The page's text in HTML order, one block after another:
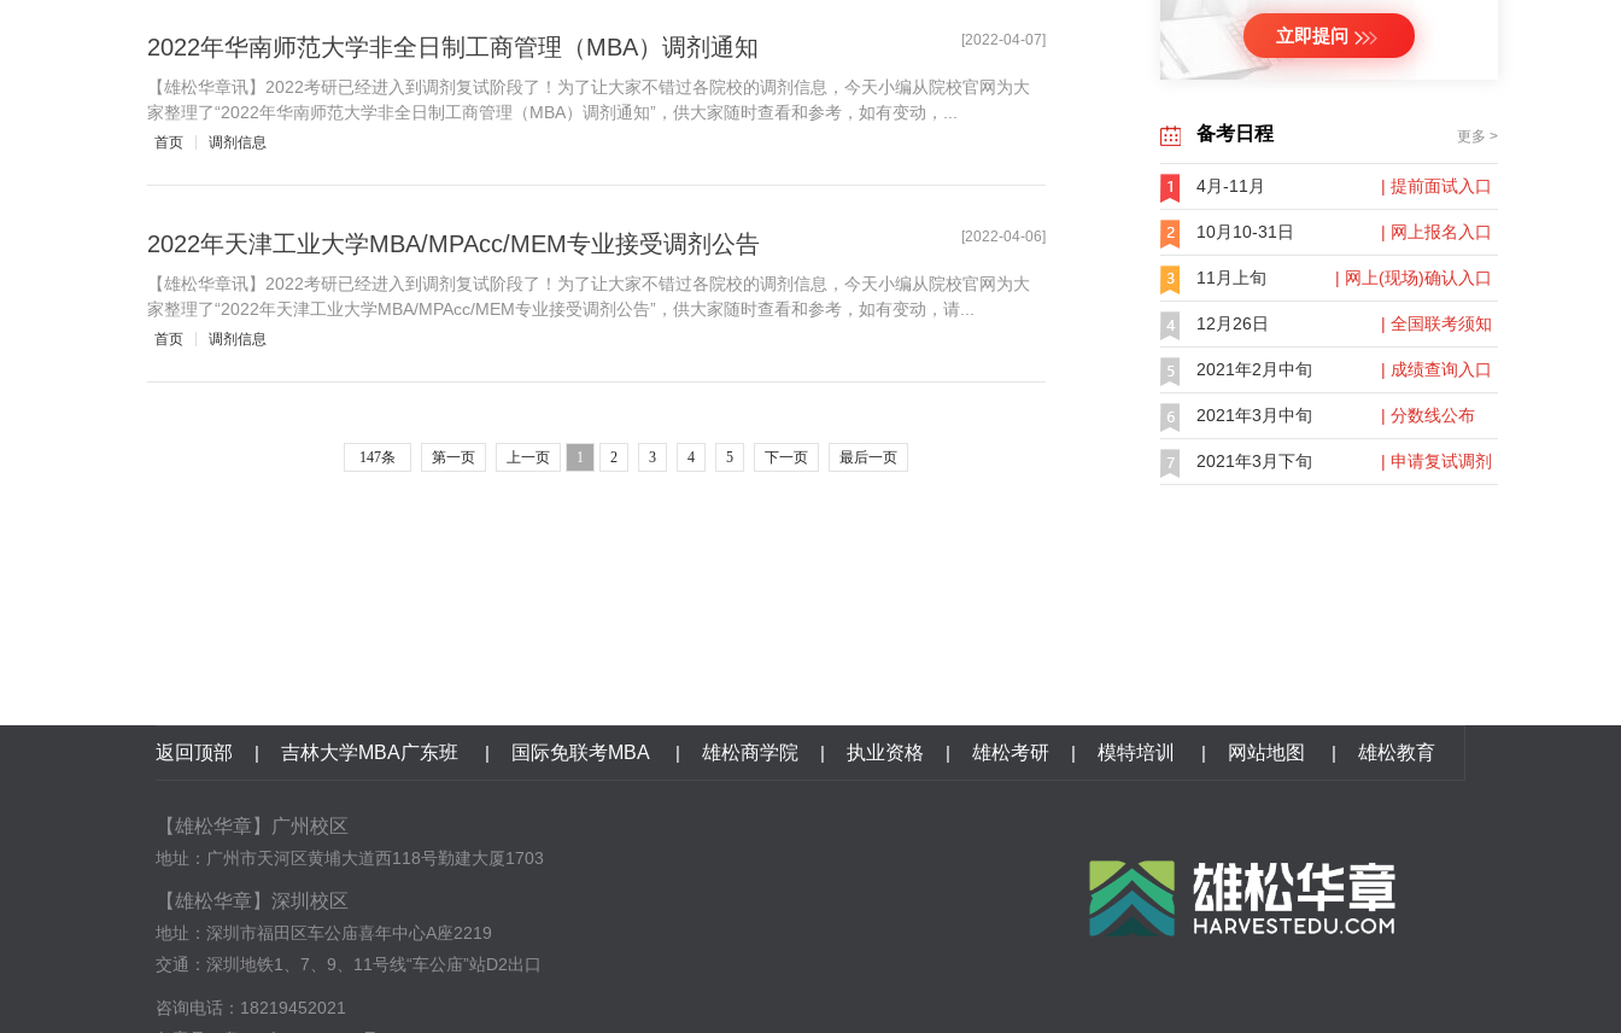
2022年华南师范大学非全日制工商管理（MBA）调剂通知 [2022-04-07]
【雄松华章讯】2022考研已经进入到调剂复试阶段了！为了让大家不错过各院校的调剂信息，今天小编从院校官网为大
家整理了“2022年华南师范大学非全日制工商管理（MBA）调剂通知”，供大家随时查看和参考，如有变动，...
首页 调剂信息
2022年天津工业大学MBA/MPAcc/MEM专业接受调剂公告 [2022-04-06]
【雄松华章讯】2022考研已经进入到调剂复试阶段了！为了让大家不错过各院校的调剂信息，今天小编从院校官网为大
家整理了“2022年天津工业大学MBA/MPAcc/MEM专业接受调剂公告”，供大家随时查看和参考，如有变动，请...
首页 调剂信息
147条 第一页 上一页 1 2 3 4 5 下一页 最后一页
立即提问
备考日程 更多 >
4月-11月 | 提前面试入口
10月10-31日 | 网上报名入口
11月上旬 | 网上(现场)确认入口
12月26日 | 全国联考须知
2021年2月中旬 | 成绩查询入口
2021年3月中旬 | 分数线公布
2021年3月下旬 | 申请复试调剂
返回顶部 | 吉林大学MBA广东班 | 国际免联考MBA | 雄松商学院 | 执业资格 | 雄松考研 | 模特培训 | 网站地图 | 雄松教育
【雄松华章】广州校区
地址：广州市天河区黄埔大道西118号勤建大厦1703
【雄松华章】深圳校区
地址：深圳市福田区车公庙喜年中心A座2219
交通：深圳地铁1、7、9、11号线“车公庙”站D2出口
咨询电话：18219452021